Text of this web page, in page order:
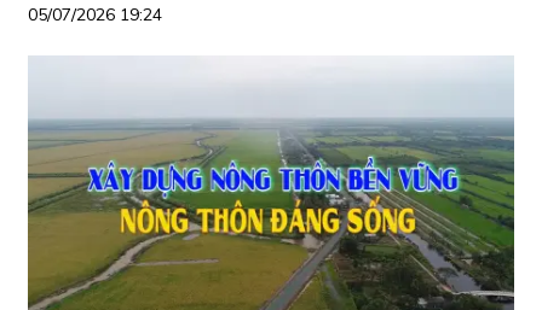
05/07/2026 19:24